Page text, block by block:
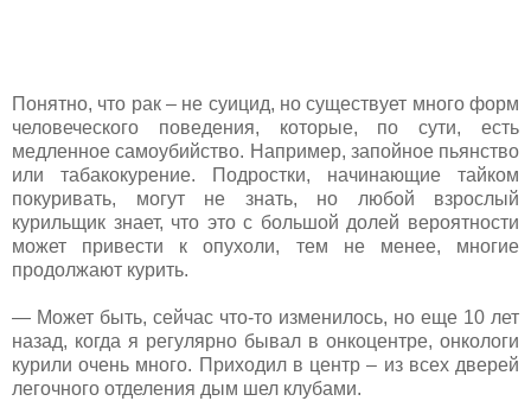
Понятно, что рак – не суицид, но существует много форм
человеческого поведения, которые, по сути, есть
медленное самоубийство. Например, запойное пьянство
или табакокурение. Подростки, начинающие тайком
покуривать, могут не знать, но любой взрослый
курильщик знает, что это с большой долей вероятности
может привести к опухоли, тем не менее, многие
продолжают курить.
— Может быть, сейчас что-то изменилось, но еще 10 лет
назад, когда я регулярно бывал в онкоцентре, онкологи
курили очень много. Приходил в центр – из всех дверей
легочного отделения дым шел клубами.